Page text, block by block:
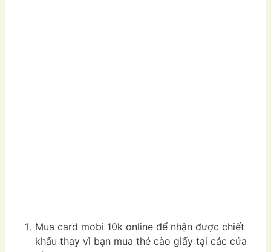
Mua card mobi 10k online để nhận được chiết
khấu thay vì bạn mua thẻ cào giấy tại các cửa